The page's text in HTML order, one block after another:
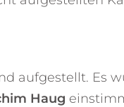
aufgestellt. Es
Haug